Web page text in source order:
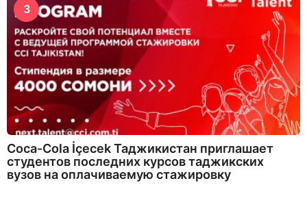
3
Coca-Cola İçecek Таджикистан приглашает
студентов последних курсов таджикских
вузов на оплачиваемую стажировку